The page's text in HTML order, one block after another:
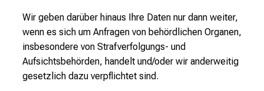
Wir geben darüber hinaus Ihre Daten nur dann weiter,
wenn es sich um Anfragen von behördlichen Organen,
insbesondere von Strafverfolgungs- und
Aufsichtsbehörden, handelt und/oder wir anderweitig
gesetzlich dazu verpflichtet sind.